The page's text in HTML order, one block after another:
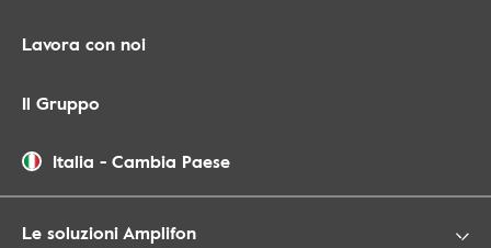
Lavora con noi
Il Gruppo
Italia - Cambia Paese
Le soluzioni Amplifon